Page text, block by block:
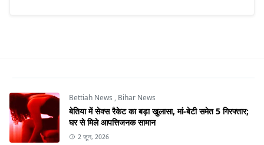
Bettiah News , Bihar News
बेतिया में सेक्स रैकेट का बड़ा खुलासा, मां-बेटी समेत 5 गिरफ्तार;
घर से मिले आपत्तिजनक सामान
2 जून, 2026